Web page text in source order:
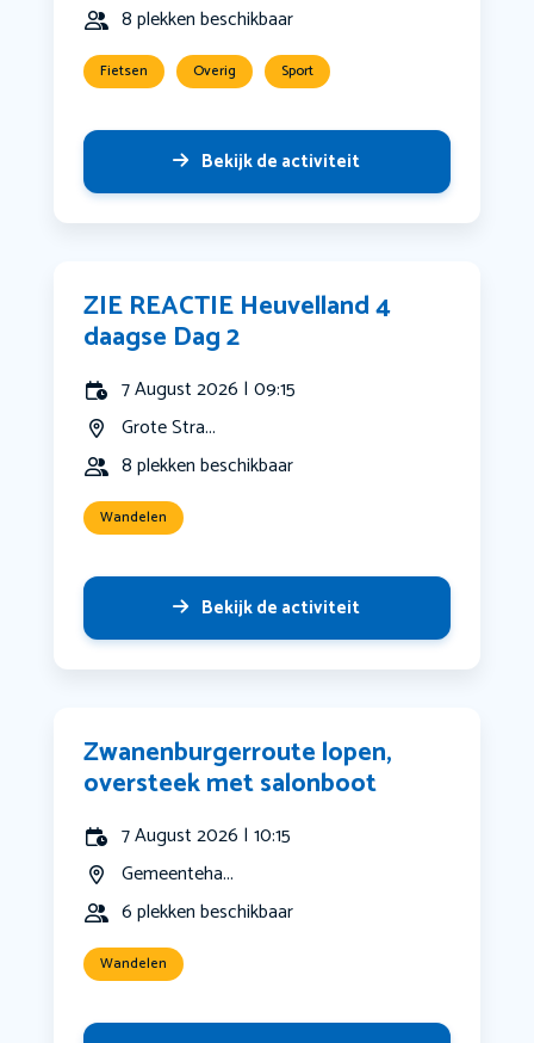
8 plekken beschikbaar
Fietsen Overig Sport
Bekijk de activiteit
ZIE REACTIE Heuvelland 4
daagse Dag 2
7 August 2026 | 09:15
Grote Stra...
8 plekken beschikbaar
Wandelen
Bekijk de activiteit
Zwanenburgerroute lopen,
oversteek met salonboot
7 August 2026 | 10:15
Gemeenteha...
6 plekken beschikbaar
Wandelen